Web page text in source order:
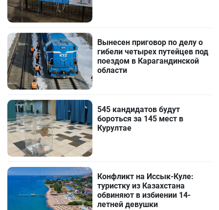
Вынесен приговор по делу о
гибели четырех путейцев под
поездом в Карагандинской
области
545 кандидатов будут
бороться за 145 мест в
Курултае
Конфликт на Иссык-Куле:
туристку из Казахстана
обвиняют в избиении 14-
летней девушки